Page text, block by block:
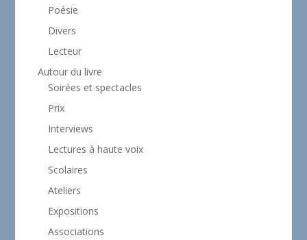
Poésie
Divers
Lecteur
Autour du livre
Soirées et spectacles
Prix
Interviews
Lectures à haute voix
Scolaires
Ateliers
Expositions
Associations